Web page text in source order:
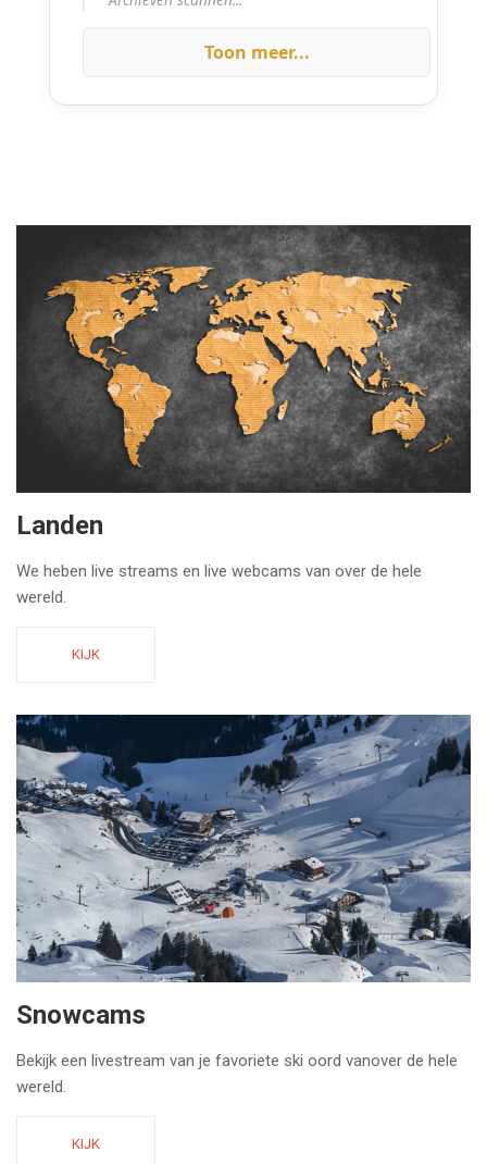
Toon meer...
Landen
We heben live streams en live webcams van over de hele
wereld.
KIJK
Snowcams
Bekijk een livestream van je favoriete ski oord vanover de hele
wereld.
KIJK